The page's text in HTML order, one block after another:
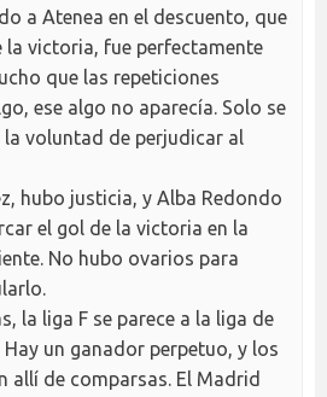
a Atenea en el descuento, que
la victoria, fue perfectamente
que las repeticiones
ese algo no aparecía. Solo se
la voluntad de perjudicar al
hubo justicia, y Alba Redondo
el gol de la victoria en la
No hubo ovarios para
la liga F se parece a la liga de
un ganador perpetuo, y los
allí de comparsas. El Madrid